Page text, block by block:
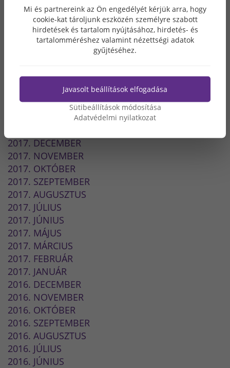
2018. OKTÓBER
2018. SZEPTEMBER
2018. AUGUSZTUS
2018. MÁJUS
2018. ÁPRILIS
2018. MÁRCIUS
2017. DECEMBER
2017. NOVEMBER
2017. OKTÓBER
2017. SZEPTEMBER
2017. AUGUSZTUS
2017. JÚLIUS
2017. JÚNIUS
2017. MÁJUS
2017. MÁRCIUS
2017. FEBRUÁR
2017. JANUÁR
2016. DECEMBER
2016. NOVEMBER
2016. OKTÓBER
2016. SZEPTEMBER
2016. AUGUSZTUS
2016. JÚLIUS
2016. JÚNIUS
Mi és partnereink az Ön engedélyét kérjük arra, hogy
cookie-kat tároljunk eszközén személyre szabott
hirdetések és tartalom nyújtásához, hirdetés- és
tartalomméréshez valamint nézettségi adatok
gyűjtéséhez.
Javasolt beállítások elfogadása
Sütibeállítások módosítása
Adatvédelmi nyilatkozat